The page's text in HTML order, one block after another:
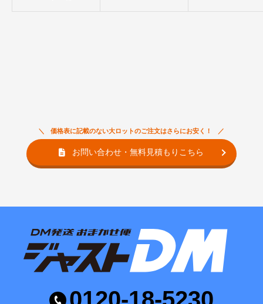
価格表に記載のない大ロットのご注文はさらにお安く！
お問い合わせ・無料見積もりこちら